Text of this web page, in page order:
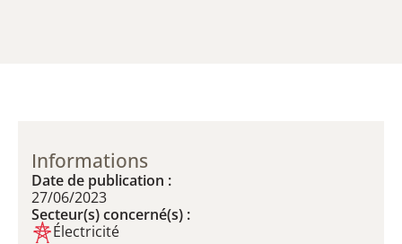
Informations
Date de publication :
27/06/2023
Secteur(s) concerné(s) :
Électricité